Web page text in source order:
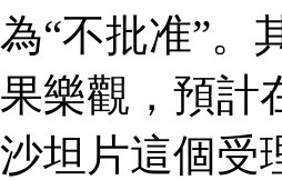
為“不批准”。
果樂觀，預計
沙坦片這個受